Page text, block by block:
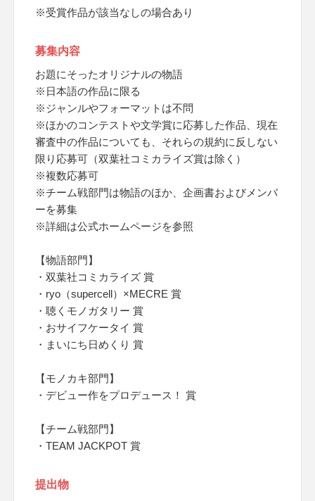
※受賞作品が該当なしの場合あり
募集内容
お題にそったオリジナルの物語
※日本語の作品に限る
※ジャンルやフォーマットは不問
※ほかのコンテストや文学賞に応募した作品、現在
審査中の作品についても、それらの規約に反しない
限り応募可（双葉社コミカライズ賞は除く）
※複数応募可
※チーム戦部門は物語のほか、企画書およびメンバ
ーを募集
※詳細は公式ホームページを参照
【物語部門】
・双葉社コミカライズ 賞
・ryo（supercell）×MECRE 賞
・聴くモノガタリー 賞
・おサイフケータイ 賞
・まいにち日めくり 賞
【モノカキ部門】
・デビュー作をプロデュース！ 賞
【チーム戦部門】
・TEAM JACKPOT 賞
提出物